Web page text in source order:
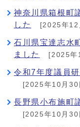
神奈川県箱根町
した
[2025年12
石川県宝達志水
ました
[2025年
令和7年度議員
[2025年10月30
長野県小布施町
[2025年10月30